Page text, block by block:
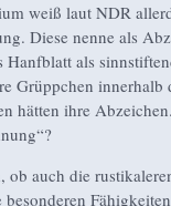
weiß laut NDR
Diese nenne als
Hanfblatt als
Grüppchen
hätten ihre
ob auch die
besonderen